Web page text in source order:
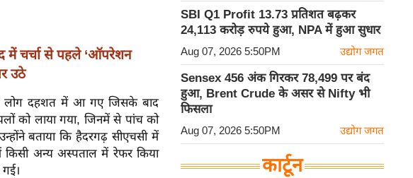
चर्चा से पहले ‘ऑपरेशन
उठे
लोग दहशत में आ गए जिसके बाद
को लाया गया, जिनमें से पांच को
बताया कि हैदरगढ़ सीएचसी में
किसी अन्य अस्पताल में रेफर किया
SBI Q1 Profit 13.73 प्रतिशत बढ़कर
24,113 करोड़ रुपये हुआ, NPA में हुआ सुधार
Aug 07, 2026 5:50PM उद्योग जगत
Sensex 456 अंक गिरकर 78,499 पर बंद
हुआ, Brent Crude के असर से Nifty भी
फिसला
Aug 07, 2026 5:50PM उद्योग जगत
कार्टून